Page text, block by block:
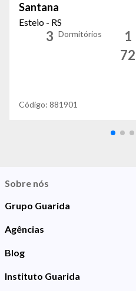
Santana
Esteio - RS
3 Dormitórios 1
72
Código: 881901
Sobre nós
Grupo Guarida
Agências
Blog
Instituto Guarida